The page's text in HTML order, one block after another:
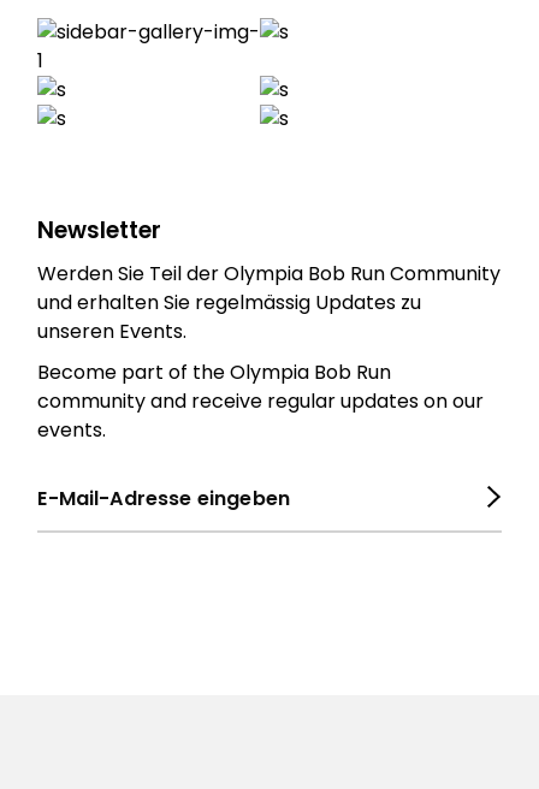
Newsletter
Werden Sie Teil der Olympia Bob Run Community
und erhalten Sie regelmässig Updates zu
unseren Events.
Become part of the Olympia Bob Run
community and receive regular updates on our
events.